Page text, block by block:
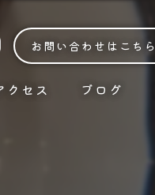
お問い合わせはこちら
クセス ブログ